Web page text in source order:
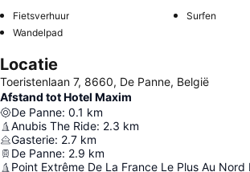
Fietsverhuur
Surfen
Wandelpad
Locatie
Toeristenlaan 7, 8660, De Panne, België
Afstand tot Hotel Maxim
De Panne: 0.1 km
Anubis The Ride: 2.3 km
Gasterie: 2.7 km
De Panne: 2.9 km